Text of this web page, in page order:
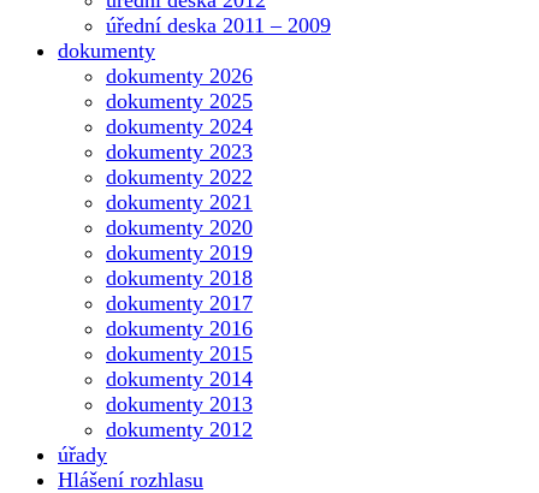
úřední deska 2011 – 2009
dokumenty
dokumenty 2026
dokumenty 2025
dokumenty 2024
dokumenty 2023
dokumenty 2022
dokumenty 2021
dokumenty 2020
dokumenty 2019
dokumenty 2018
dokumenty 2017
dokumenty 2016
dokumenty 2015
dokumenty 2014
dokumenty 2013
dokumenty 2012
úřady
Hlášení rozhlasu